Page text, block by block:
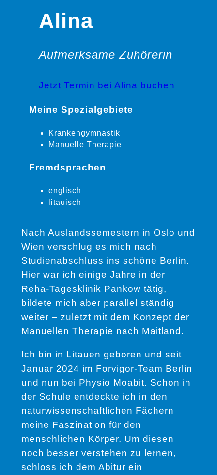
Alina
Aufmerksame Zuhörerin
Jetzt Termin bei Alina buchen
Meine Spezialgebiete
Krankengymnastik
Manuelle Therapie
Fremdsprachen
englisch
litauisch
Nach Auslandssemestern in Oslo und
Wien verschlug es mich nach
Studienabschluss ins schöne Berlin.
Hier war ich einige Jahre in der
Reha-Tagesklinik Pankow tätig,
bildete mich aber parallel ständig
weiter – zuletzt mit dem Konzept der
Manuellen Therapie nach Maitland.
Ich bin in Litauen geboren und seit
Januar 2024 im Forvigor-Team Berlin
und nun bei Physio Moabit. Schon in
der Schule entdeckte ich in den
naturwissenschaftlichen Fächern
meine Faszination für den
menschlichen Körper. Um diesen
noch besser verstehen zu lernen,
schloss ich dem Abitur ein